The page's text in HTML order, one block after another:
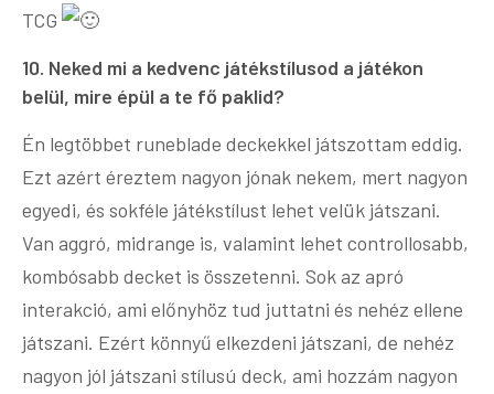
TCG
10. Neked mi a kedvenc játékstílusod a játékon
belül, mire épül a te fő paklid?
Én legtöbbet runeblade deckekkel játszottam eddig.
Ezt azért éreztem nagyon jónak nekem, mert nagyon
egyedi, és sokféle játékstílust lehet velük játszani.
Van aggró, midrange is, valamint lehet controllosabb,
kombósabb decket is összetenni. Sok az apró
interakció, ami előnyhöz tud juttatni és nehéz ellene
játszani. Ezért könnyű elkezdeni játszani, de nehéz
nagyon jól játszani stílusú deck, ami hozzám nagyon